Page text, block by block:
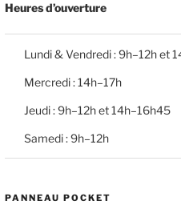
Heures d’ouverture
Lundi & Vendredi : 9h–12h et
Mercredi : 14h–17h
Jeudi : 9h–12h et 14h–16h45
Samedi : 9h–12h
PANNEAU POCKET